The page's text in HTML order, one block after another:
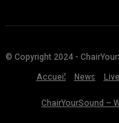
© Copyright 2024 -
Accueil
News
ChairYourSound –